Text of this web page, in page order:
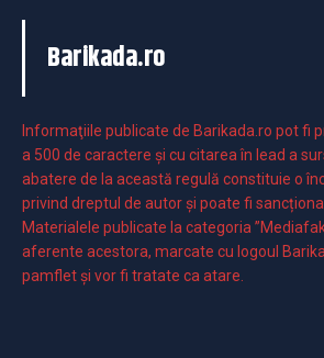
Barikada.ro
Informaţiile publicate de Barikada.ro pot fi
a 500 de caractere şi cu citarea în lead a
abatere de la această regulă constituie o
privind dreptul de autor și poate fi
Materialele publicate la categoria
aferente acestora, marcate cu logoul
pamflet și vor fi tratate ca atare.